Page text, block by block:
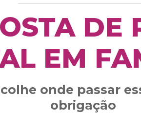
DE
EM
onde passar
obrigação